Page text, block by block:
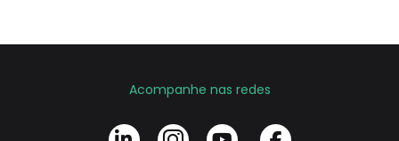
Acompanhe nas redes